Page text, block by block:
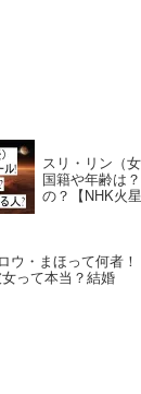
スリ・リン（
国籍や年齢は
の？【NHK火
ウ・まほって何者！
って本当？結婚